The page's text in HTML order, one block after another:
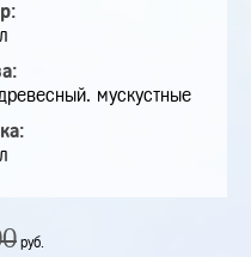
мускустные
руб.